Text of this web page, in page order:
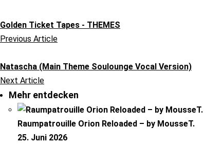
Golden Ticket Tapes - THEMES
Previous Article
Natascha (Main Theme Soulounge Vocal Version)
Next Article
Mehr entdecken
Raumpatrouille Orion Reloaded – by MousseT.
25. Juni 2026